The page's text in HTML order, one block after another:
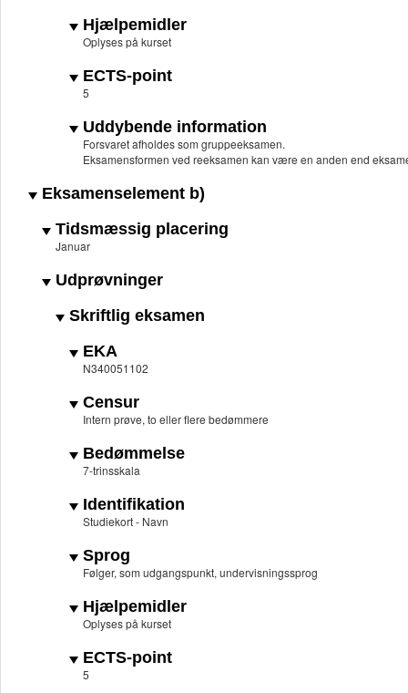
Hjælpemidler
Oplyses på kurset
ECTS-point
5
Uddybende information
Forsvaret afholdes som gruppeeksamen.
Eksamensformen ved reeksamen kan være en anden end
Eksamenselement b)
Tidsmæssig placering
Januar
Udprøvninger
Skriftlig eksamen
EKA
N340051102
Censur
Intern prøve, to eller flere bedømmere
Bedømmelse
7-trinsskala
Identifikation
Studiekort - Navn
Sprog
Følger, som udgangspunkt, undervisningssprog
Hjælpemidler
Oplyses på kurset
ECTS-point
5